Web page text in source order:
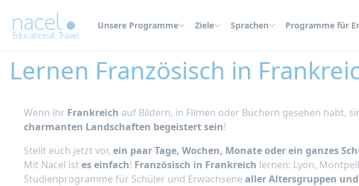
Unsere Programme Ziele Sprachen Programme für
Lernen Französisch in
Wenn ihr Frankreich auf Bildern, in Filmen oder Büchern gesehen habt,
charmanten Landschaften begeistert sein!
Stellt euch jetzt vor, ein paar Tage, Wochen, Monate oder ein ganzes
Mit Nacel istes einfach! Französisch in Frankreich lernen: Lyon,
Studienprogramme für Schüler und Erwachsene aller Altersgruppen